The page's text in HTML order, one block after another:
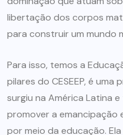
libertação dos corpos
para construir um mundo
Para isso, temos a
pilares do CESEEP, é
surgiu na América Latina
promover a emancipação
por meio da educação.